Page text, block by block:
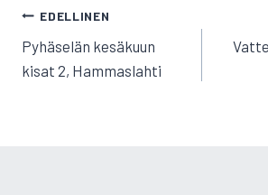
ARTIKKELIEN
SELAUS
EDELLINEN
Pyhäselän kesäkuun
kisat 2, Hammaslahti